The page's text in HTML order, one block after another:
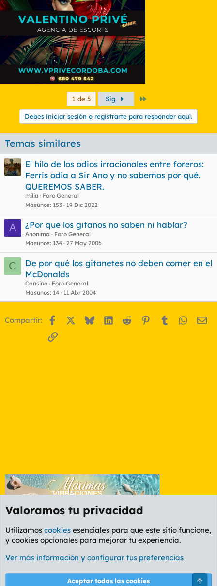
1 de 5 Sig.
Debes iniciar sesión o registrarte para responder aquí.
Temas similares
El hilo de los odios irracionales entre foreros:
Ferris odia a Sir Ano y no sabemos por qué.
QUEREMOS SABER.
miliu
Foro General
Masunos 153 19 Dic 2022
A ¿Por qué los gitanos no saben ni hablar?
Anonima
Foro General
Masunos 134 27 May 2006
C
De por qué los gitanetes no deben comer en el
McDonalds
Cansino
Foro General
Masunos 14 11 Abr 2004
Compartir: Facebook BlueskyLinkedIn
Reddit Pinterest
Tumblr
Enlace
Foro General
Cookies
PL OLDSTYLE AMARILLO
Términos y reglas Política de privacidad Ayuda
Valoramos tu privacidad
Utilizamos cookies esenciales para que este sitio funcione,
y cookies opcionales para mejorar tu experiencia.
Ver más información y configurar tus preferencias
Aceptar todas las cookies